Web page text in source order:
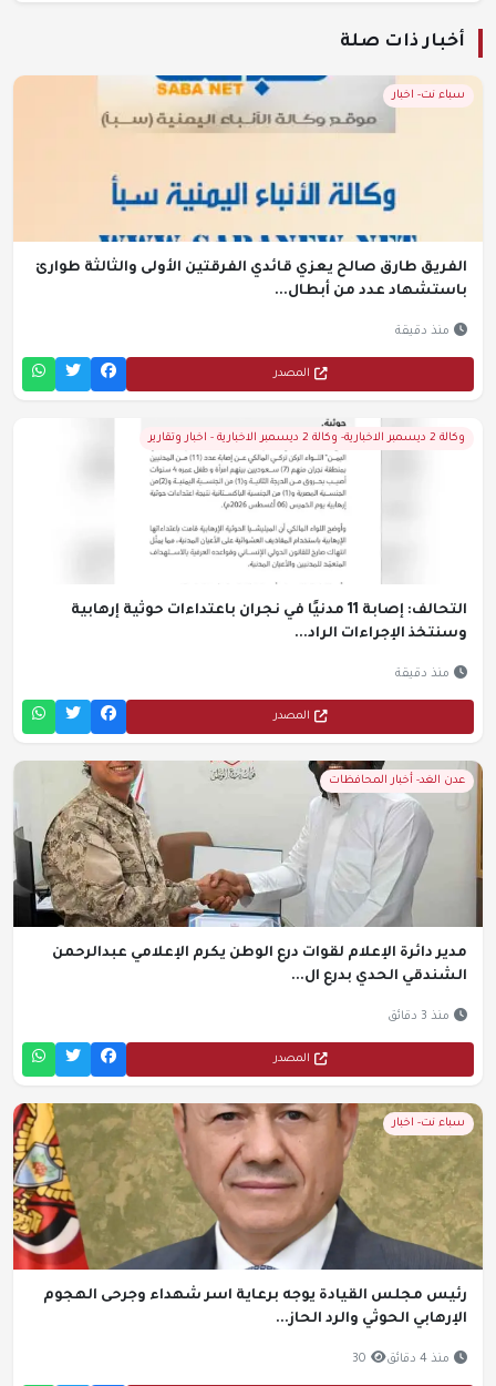
أخبار ذات صلة
سباء نت- اخبار
الفريق طارق صالح يعزي قائدي الفرقتين الأولى والثالثة طوارئ
باستشهاد عدد من أبطال...
منذ دقيقة
المصدر
وكالة 2 ديسمبر الاخبارية- وكالة 2 ديسمبر الاخبارية - اخبار وتقارير
التحالف: إصابة 11 مدنيًا في نجران باعتداءات حوثية إرهابية
وسنتخذ الإجراءات الراد...
منذ دقيقة
المصدر
عدن الغد- أخبار المحافظات
مدير دائرة الإعلام لقوات درع الوطن يكرم الإعلامي عبدالرحمن
الشندقي الحدي بدرع ال...
منذ 3 دقائق
المصدر
سباء نت- اخبار
رئيس مجلس القيادة يوجه برعاية اسر شهداء وجرحى الهجوم
الإرهابي الحوثي والرد الحاز...
منذ 4 دقائق 30